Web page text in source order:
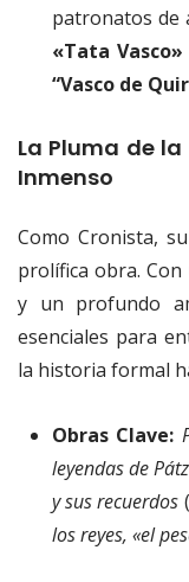
patronatos de
«Tata Vasco»
“Vasco de
La Pluma de
Inmenso
Como Cronista,
prolífica obra.
y un profundo
esenciales para
la historia formal
Obras Clave:
leyendas de
y sus recuerdos
los reyes, «el